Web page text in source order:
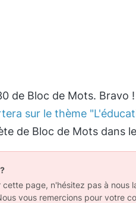
de Bloc de Mots. Bravo
sur le thème
de Bloc de Mots dans le
page, n'hésitez pas à nous
vous remercions pour votre